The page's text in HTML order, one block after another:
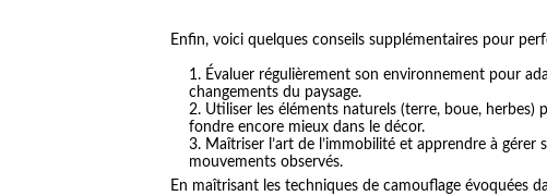
Enfin, voici quelques conseils supplémentaires pour
Évaluer régulièrement son environnement pour
changements du paysage.
Utiliser les éléments naturels (terre, boue, herbes)
fondre encore mieux dans le décor.
Maîtriser l’art de l’immobilité et apprendre à
mouvements observés.
En maîtrisant les techniques de camouflage évoquées